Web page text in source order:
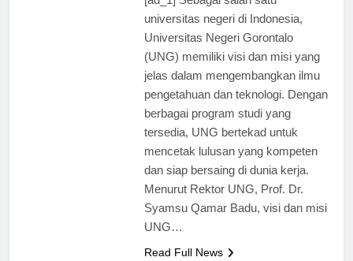
[ad_1] Sebagai salah satu
universitas negeri di Indonesia,
Universitas Negeri Gorontalo
(UNG) memiliki visi dan misi yang
jelas dalam mengembangkan ilmu
pengetahuan dan teknologi. Dengan
berbagai program studi yang
tersedia, UNG bertekad untuk
mencetak lulusan yang kompeten
dan siap bersaing di dunia kerja.
Menurut Rektor UNG, Prof. Dr.
Syamsu Qamar Badu, visi dan misi